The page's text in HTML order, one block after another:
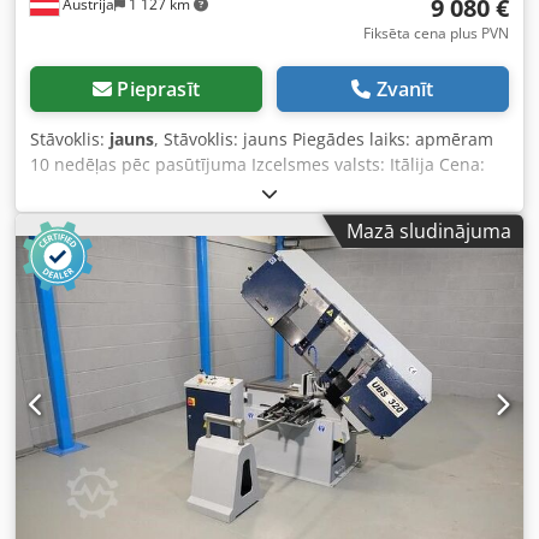
Austrija 1 127 km 9 080 €
Fiksēta cena plus PVN
Pieprasīt Zvanīt
Stāvoklis: jauns, Stāvoklis: jauns Piegādes laiks: apmēram
10 nedēļas pēc pasūtījuma Izcelsmes valsts: Itālija Cena:
9080 € Līzinga likme: 175,24 € Zāģrāmis: šūpojošais rāmis
Lentas zāģa izmēri: 3270x27x0,9 mm Lentas ātrums: 35/70
m/min Griešanas jauda 0° apaļš: 300 mm Griešanas jauda
0° kvadrātveida: 240 mm Djdpeynm Szefx Apvsck
Griešanas jauda 0° plakans: 420x200 mm Griešanas jauda
45° apaļš: 240 mm, kvadrāts: 230 mm Griešanas jauda 60°
apaļš: 170 mm, kvadrāts: 170 mm Darba augstums: 830
mm Garums: 1600 mm Platums: 1400 mm Augstums: 1950
mm Svars: 356 kg Manuāli pievelkams vice ar ātrās
fiksācijas sviru Nolaišana ar pašsvaru ar regulējamu
amortizatoru 2 ātrumi Dzesēšanas šķidruma iekārta
OPCIJAS: Rullīšu konveijeri un lentas pēc pieprasījuma
Mazā sludinājuma